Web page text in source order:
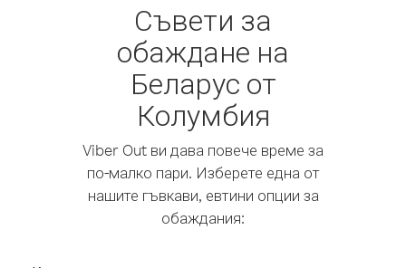
Съвети за
обаждане на
Беларус от
Колумбия
Viber Out ви дава повече време за
по-малко пари. Изберете една от
нашите гъвкави, евтини опции за
обаждания: